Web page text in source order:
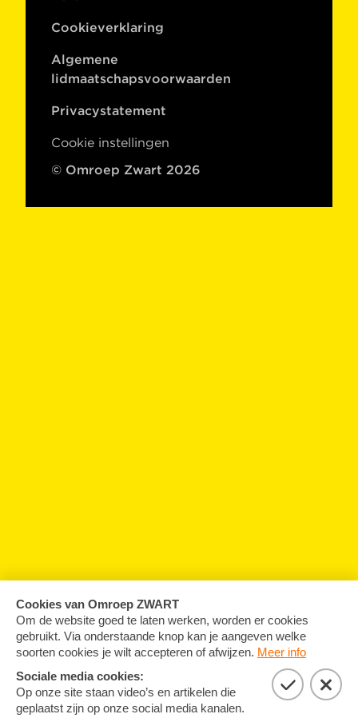
Cookieverklaring
Algemene
lidmaatschapsvoorwaarden
Privacystatement
Cookie instellingen
© Omroep Zwart 2026